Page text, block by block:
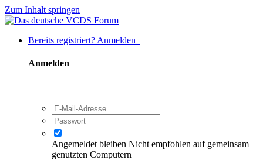
Zum Inhalt springen
Bereits registriert? Anmelden
Anmelden
Angemeldet bleiben Nicht empfohlen auf gemeinsam
genutzten Computern